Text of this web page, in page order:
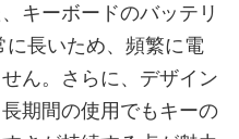
キーボードのバッテリ
長いため、頻繁に電
ん。さらに、デザイン
期間の使用でもキーの